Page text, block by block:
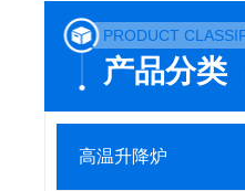
PRODUCT
产品分类
高温升降炉